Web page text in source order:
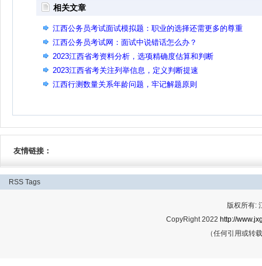
相关文章
江西公务员考试面试模拟题：职业的选择还需更多的尊重
江西公务员考试网：面试中说错话怎么办？
2023江西省考资料分析，选项精确度估算和判断
2023江西省考关注列举信息，定义判断提速
江西行测数量关系年龄问题，牢记解题原则
友情链接：
RSS Tags
版权所有:
CopyRight 2022 http://
（任何引用或转